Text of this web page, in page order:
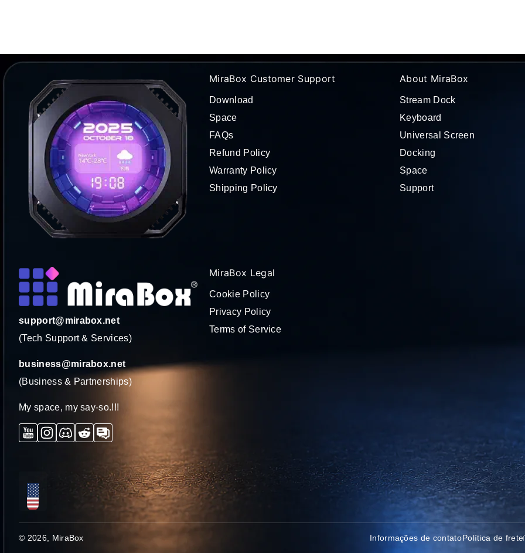
MiraBox Customer Support
Download
Space
FAQs
Refund Policy
Warranty Policy
Shipping Policy
About MiraBox
Stream Dock
Keyboard
Universal Screen
Docking
Space
Support
support@mirabox.net
(Tech Support & Services)
business@mirabox.net
(Business & Partnerships)
My space, my say-so.!!!
YouTubeInstagram
Discord
RedditForum
MiraBox Legal
Cookie Policy
Privacy Policy
Terms of Service
Localização
© 2026, MiraBox Informações de contatoPolítica de frete